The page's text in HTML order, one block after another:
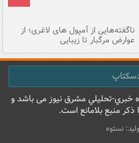
ناگفته‌هایی از آمپول های لاغری؛ از
عوارض مرگبار تا زیبایی
خبري-تحليلي مشرق نيوز می باشد و
ذکر منبع بلامانع است.
نستوه